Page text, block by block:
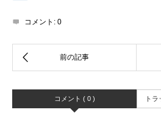
コメント: 0
コメント ( 0 ) ト